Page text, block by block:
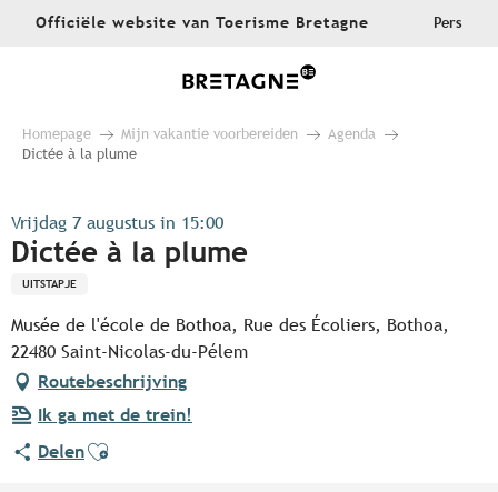
AllerOfficiële website van Toerisme Bretagne Pers
Homepage Mijn vakantie voorbereiden
Agenda
Dictée à la plume
Vrijdag 7 augustus in 15:00
Dictée à la plume
UITSTAPJE
Musée de l'école de Bothoa, Rue des Écoliers, Bothoa,
22480 Saint-Nicolas-du-Pélem
Routebeschrijving
Ik ga met de trein!
DelenAjouter aux favoris